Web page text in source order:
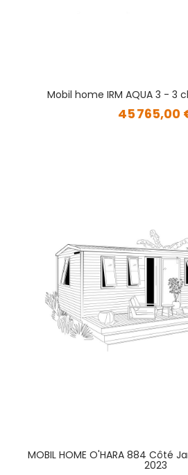
Mobil home IRM AQUA 3 - 3
45 765,00
MOBIL HOME O'HARA 884 Côté
2023